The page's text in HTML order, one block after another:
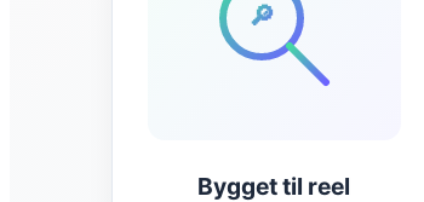
🔎
Bygget til reel